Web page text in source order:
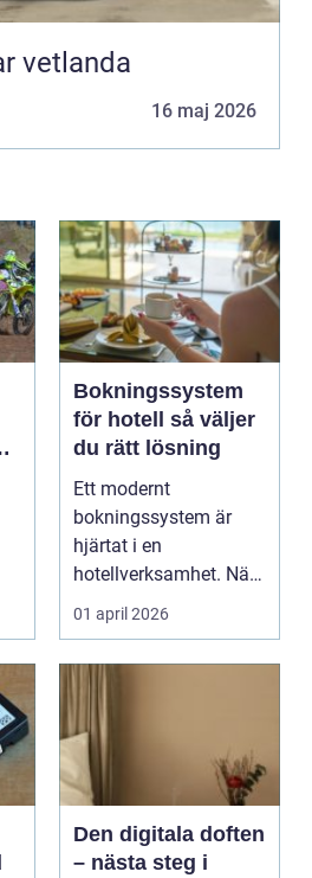
vetlanda
16 maj 2026
Bokningssystem
för hotell så väljer
du rätt lösning
Ett modernt
bokningssystem är
hjärtat i en
hotellverksamhet. När
bokningar,
incheckning,
betalningar...
01 april 2026
Den digitala doften
– nästa steg i